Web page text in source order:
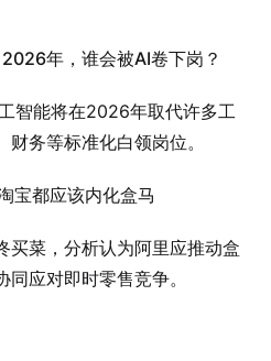
2026年，谁会被AI卷下岗？
智能将在2026年取代许多工
务等标准化白领岗位。
宝都应该内化盒马
买菜，分析认为阿里应推动盒
应对即时零售竞争。